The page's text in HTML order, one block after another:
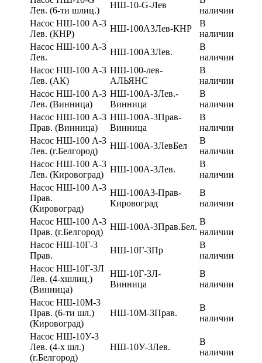
Лев. (6-ти шлиц.)
НШ-10-G-Лев
наличии
Насос НШ-100 А-3
Лев. (КНР)
НШ-100А3Лев-КНР
В
наличии
Насос НШ-100 А-3
Лев.
НШ-100А3Лев.
В
наличии
Насос НШ-100 А-3
Лев. (АК)
НШ-100-лев-
АЛЬЯНС
В
наличии
Насос НШ-100 А-3
Лев. (Винница)
НШ-100А-3Лев.-
Винница
В
наличии
Насос НШ-100 А-3
Прав. (Винница)
НШ-100А-3Прав-
Винница
В
наличии
Насос НШ-100 А-3
Лев. (г.Белгород)
НШ-100А-3ЛевБел
В
наличии
Насос НШ-100 А-3
Лев. (Кировоград)
НШ-100А-3Лев.
В
наличии
Насос НШ-100 А-3
Прав.
(Кировоград)
НШ-100А3-Прав-
Кировоград
В
наличии
Насос НШ-100 А-3
Прав. (г.Белгород)
НШ-100А-3Прав.Бел.
В
наличии
Насос НШ-10Г-3
Прав.
НШ-10Г-3Пр
В
наличии
Насос НШ-10Г-3Л
Лев. (4-хшлиц.)
(Винница)
НШ-10Г-3Л-
Винница
В
наличии
Насос НШ-10М-3
Прав. (6-ти шл.)
(Кировоград)
НШ-10М-3Прав.
В
наличии
Насос НШ-10У-3
Лев. (4-х шл.)
(г.Белгород)
НШ-10У-3Лев.
В
наличии